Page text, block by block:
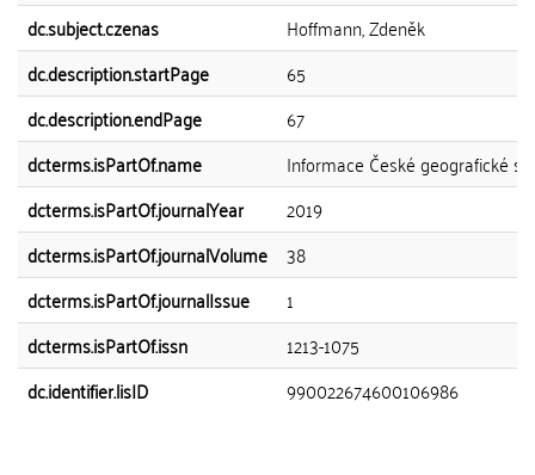
dc.subject.czenas
Hoffmann, Zdeněk
dc.description.startPage
65
dc.description.endPage
67
dcterms.isPartOf.name
Informace České geografické
dcterms.isPartOf.journalYear
2019
dcterms.isPartOf.journalVolume 38
dcterms.isPartOf.journalIssue
1
dcterms.isPartOf.issn
1213-1075
dc.identifier.lisID
990022674600106986